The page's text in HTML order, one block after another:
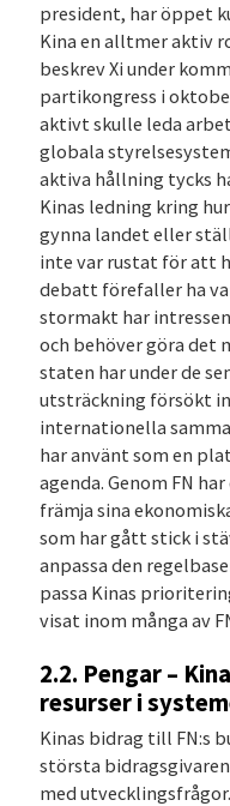
president, har öppet
Kina en alltmer aktiv
beskrev Xi under
partikongress i
aktivt skulle leda
globala
aktiva hållning tycks
Kinas ledning kring
gynna landet eller
inte var rustat för att
debatt förefaller ha
stormakt har
och behöver göra det
staten har under de
utsträckning försökt
internationella
har använt som en
agenda. Genom FN
främja sina
som har gått stick i
anpassa den
passa Kinas
visat inom många av
2.2. Pengar –
resurser i
Kinas bidrag till FN:s
största
med